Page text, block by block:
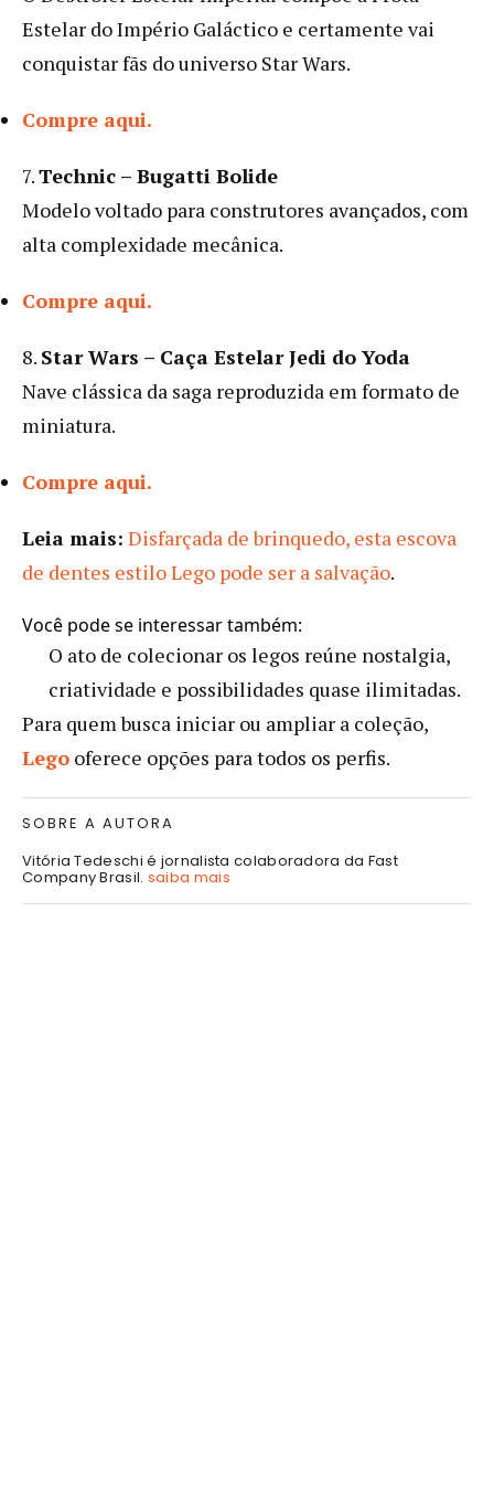
Estelar do Império Galáctico e certamente vai
conquistar fãs do universo Star Wars.
Compre aqui.
7.Technic – Bugatti Bolide
Modelo voltado para construtores avançados, com
alta complexidade mecânica.
Compre aqui.
8. Star Wars – Caça Estelar Jedi do Yoda
Nave clássica da saga reproduzida em formato de
miniatura.
Compre aqui.
Leia mais: Disfarçada de brinquedo, esta escova
de dentes estilo Lego pode ser a salvação.
Você pode se interessar também:
O ato de colecionar os legos reúne nostalgia,
criatividade e possibilidades quase ilimitadas.
Para quem busca iniciar ou ampliar a coleção,
Lego oferece opções para todos os perfis.
SOBRE A AUTORA
Vitória Tedeschi é jornalista colaboradora da Fast
Company Brasil. saiba mais